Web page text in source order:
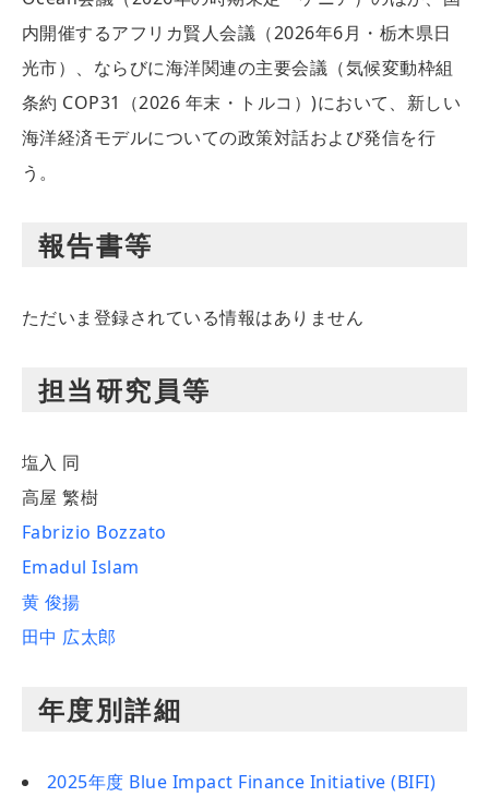
内開催するアフリカ賢人会議（2026年6月・栃木県日
光市）、ならびに海洋関連の主要会議（気候変動枠組
条約 COP31（2026 年末・トルコ）)において、新しい
海洋経済モデルについての政策対話および発信を行
う。
報告書等
ただいま登録されている情報はありません
担当研究員等
塩入 同
高屋 繁樹
Fabrizio Bozzato
Emadul Islam
黄 俊揚
田中 広太郎
年度別詳細
2025年度 Blue Impact Finance Initiative (BIFI)